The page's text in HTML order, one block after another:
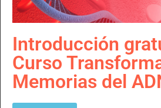
Introducción
Curso
Memorias del